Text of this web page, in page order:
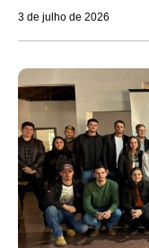
3 de julho de 2026